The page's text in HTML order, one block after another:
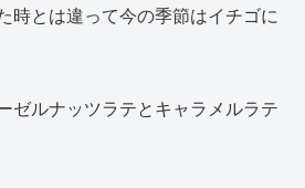
時とは違って今の季節はイチゴに
ゼルナッツラテとキャラメルラテ